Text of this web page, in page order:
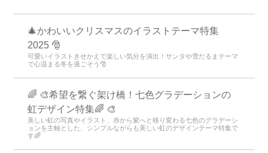
🎄かわいいクリスマスのイラストテーマ特集
2025 🎅
可愛いイラストきせかえで楽しい気分を演出！サンタや雪だるまテーマ
で心温まる冬を過ごそう🎅
🌈 🎨希望を繋ぐ架け橋！七色グラデーションの
虹デザイン特集🌈 🎨
美しい虹の写真やイラスト、赤から紫へと移り変わる七色のグラデーシ
ョンを主軸とした、シンプルながらも美しい虹のデザインテーマ特集で
す🌈